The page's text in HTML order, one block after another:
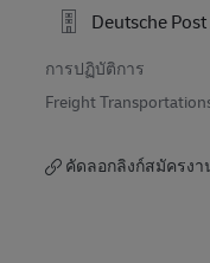
Deutsche Post
การปฏิบัติการ
Freight
คัดลอกลิงก์สมัครงา